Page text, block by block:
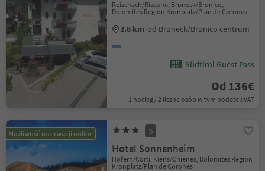
Reischach/Riscone, Bruneck/Brunico,
Dolomites Region Kronplatz/Plan de Corones
2.8 km od Bruneck/Brunico centrum
Südtirol Guest Pass
Od 136€
1 nocleg / 2 liczba osób w tym podatek VAT
Możliwość rezerwacji online S
Hotel Sonnenheim
Hofern/Corti, Kiens/Chienes, Dolomites Region
Kronplatz/Plan de Corones